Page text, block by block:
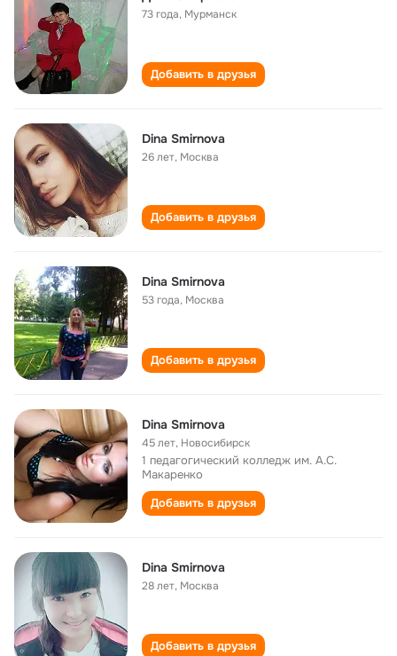
73 года, Мурманск
Добавить в друзья
Dina Smirnova
26 лет, Москва
Добавить в друзья
Dina Smirnova
53 года, Москва
Добавить в друзья
Dina Smirnova
45 лет, Новосибирск
1 педагогический колледж им. А.С.
Макаренко
Добавить в друзья
Dina Smirnova
28 лет, Москва
Добавить в друзья